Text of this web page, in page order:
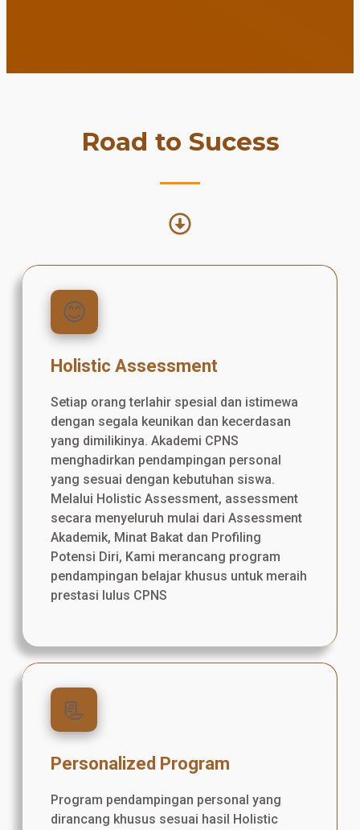
Road to Sucess
😊
Holistic Assessment
Setiap orang terlahir spesial dan istimewa
dengan segala keunikan dan kecerdasan
yang dimilikinya. Akademi CPNS
menghadirkan pendampingan personal
yang sesuai dengan kebutuhan siswa.
Melalui Holistic Assessment, assessment
secara menyeluruh mulai dari Assessment
Akademik, Minat Bakat dan Profiling
Potensi Diri, Kami merancang program
pendampingan belajar khusus untuk meraih
prestasi lulus CPNS
📃
Personalized Program
Program pendampingan personal yang
dirancang khusus sesuai hasil Holistic